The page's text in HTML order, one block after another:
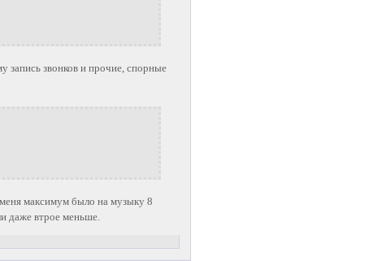
запись звонков и прочие, спорные
максимум было на музыку 8
даже втрое меньше.